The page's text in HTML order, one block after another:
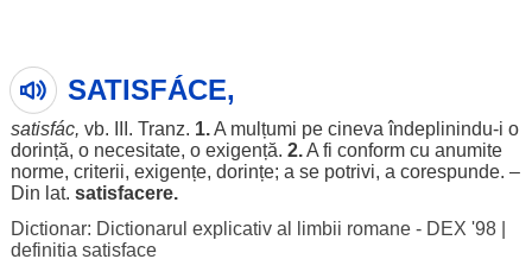
SATISFÁCE,
satisfác, vb. III. Tranz. 1.A mulțumi pe cineva îndeplinindu-i o
dorință, o necesitate, o exigență. 2.A fi conformcu anumite
norme, criterii, exigențe, dorințe; a se potrivi, a corespunde. –
Din lat. satisfacere.
Dictionar: Dictionarul explicativ al limbii romane - DEX '98|
definitia satisface